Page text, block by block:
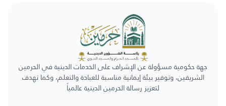
جهة حكومية مسؤولة عن الإشراف على الخدمات الدينية في الحرمين
الشريفين، وتوفير بيئة إيمانية مناسبة للعبادة والتعلم، وكما تهدف
لتعزيز رسالة الحرمين الدينية عالمياً